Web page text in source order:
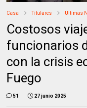
Casa Titulares Ultimas
Costosos
funcionarios
con la crisis
Fuego
51 27 junio 2025